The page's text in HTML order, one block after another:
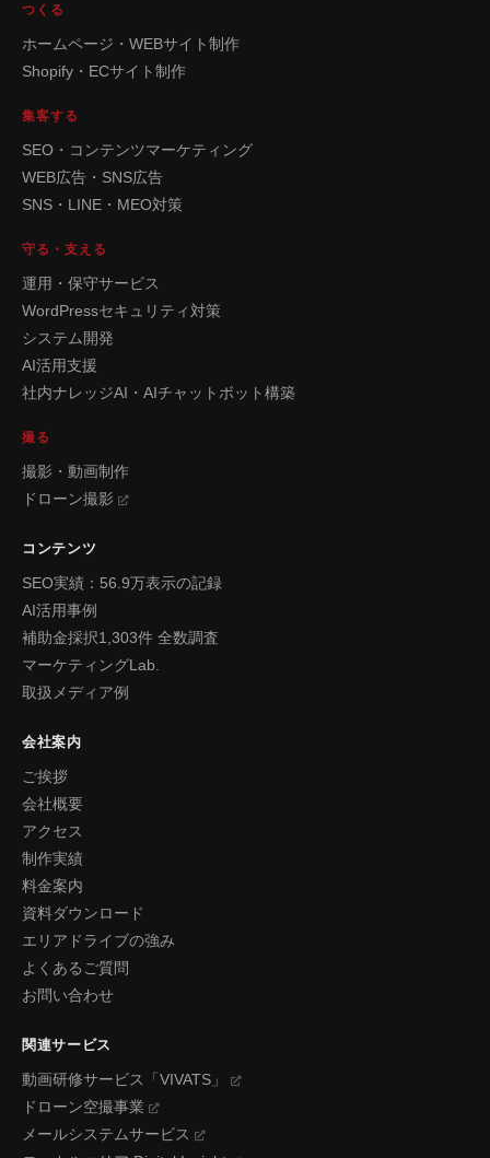
つくる
ホームページ・WEBサイト制作
Shopify・ECサイト制作
集客する
SEO・コンテンツマーケティング
WEB広告・SNS広告
SNS・LINE・MEO対策
守る・支える
運用・保守サービス
WordPressセキュリティ対策
システム開発
AI活用支援
社内ナレッジAI・AIチャットボット構築
撮る
撮影・動画制作
ドローン撮影
コンテンツ
SEO実績：56.9万表示の記録
AI活用事例
補助金採択1,303件 全数調査
マーケティングLab.
取扱メディア例
会社案内
ご挨拶
会社概要
アクセス
制作実績
料金案内
資料ダウンロード
エリアドライブの強み
よくあるご質問
お問い合わせ
関連サービス
動画研修サービス「VIVATS」
ドローン空撮事業
メールシステムサービス